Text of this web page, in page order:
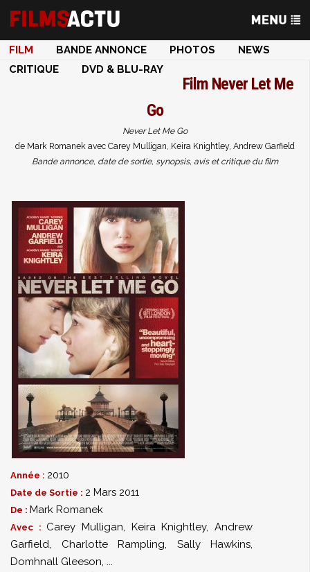
FILM BANDE ANNONCE PHOTOS
NEWS
CRITIQUE
DVD & BLU-RAY
Film Never Let Me
Go
Never Let Me Go
de Mark Romanek avec Carey Mulligan, Keira Knightley, Andrew Garfield
Bande annonce, date de sortie, synopsis, avis et critique du film
Année : 2010
Date de Sortie : 2 Mars 2011
De : Mark Romanek
Avec : Carey Mulligan, Keira Knightley,Andrew
Garfield, Charlotte Rampling, Sally Hawkins,
Domhnall Gleeson, ...